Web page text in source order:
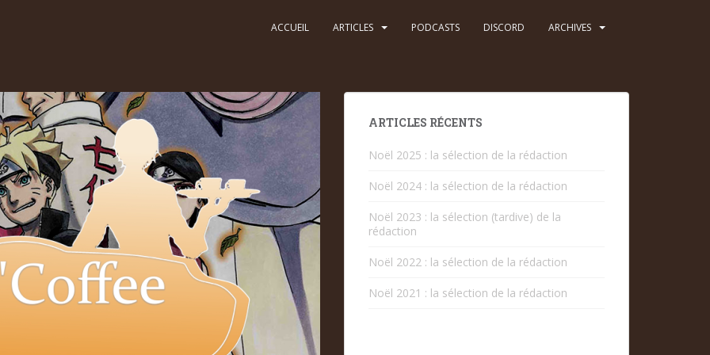
ACCUEIL ARTICLES PODCASTS DISCORD ARCHIVES
ARTICLES RÉCENTS
Noël 2025 : la sélection de la rédaction
Noël 2024 : la sélection de la rédaction
Noël 2023 : la sélection (tardive) de la
rédaction
Noël 2022 : la sélection de la rédaction
Noël 2021 : la sélection de la rédaction